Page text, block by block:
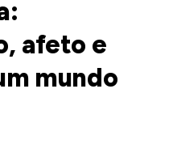
afeto e
mundo